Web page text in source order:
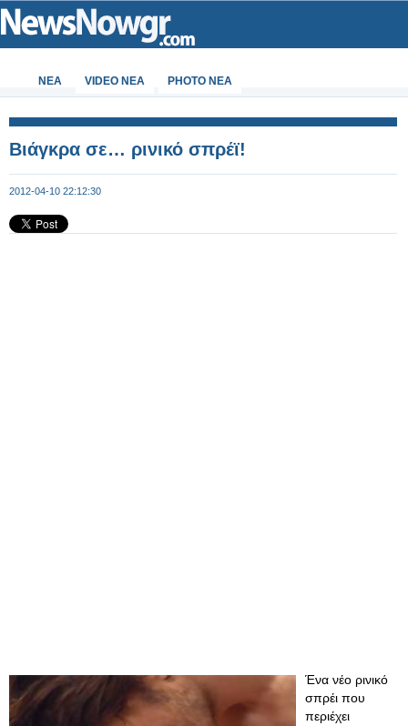
ΝΕΑ VIDEO NEA PHOTO NEA
Βιάγκρα σε… ρινικό σπρέϊ!
2012-04-10 22:12:30
Ένα νέο ρινικό
σπρέι που
περιέχει